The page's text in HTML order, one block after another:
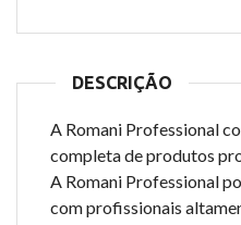
DESCRIÇÃO
A Romani Professional
completa de produtos
A Romani Professional
com profissionais